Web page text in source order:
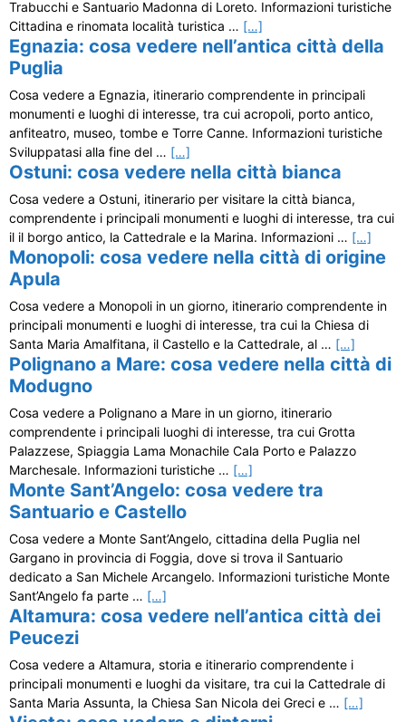
Trabucchi e Santuario Madonna di Loreto. Informazioni turistiche
Cittadina e rinomata località turistica … […]
Egnazia: cosa vedere nell’antica città della
Puglia
Cosa vedere a Egnazia, itinerario comprendente in principali
monumenti e luoghi di interesse, tra cui acropoli, porto antico,
anfiteatro, museo, tombe e Torre Canne. Informazioni turistiche
Sviluppatasi alla fine del … […]
Ostuni: cosa vedere nella città bianca
Cosa vedere a Ostuni, itinerario per visitare la città bianca,
comprendente i principali monumenti e luoghi di interesse, tra cui
il il borgo antico, la Cattedrale e la Marina. Informazioni … […]
Monopoli: cosa vedere nella città di origine
Apula
Cosa vedere a Monopoli in un giorno, itinerario comprendente in
principali monumenti e luoghi di interesse, tra cui la Chiesa di
Santa Maria Amalfitana, il Castello e la Cattedrale, al … […]
Polignano a Mare: cosa vedere nella città di
Modugno
Cosa vedere a Polignano a Mare in un giorno, itinerario
comprendente i principali luoghi di interesse, tra cui Grotta
Palazzese, Spiaggia Lama Monachile Cala Porto e Palazzo
Marchesale. Informazioni turistiche … […]
Monte Sant’Angelo: cosa vedere tra
Santuario e Castello
Cosa vedere a Monte Sant’Angelo, cittadina della Puglia nel
Gargano in provincia di Foggia, dove si trova il Santuario
dedicato a San Michele Arcangelo. Informazioni turistiche Monte
Sant’Angelo fa parte … […]
Altamura: cosa vedere nell’antica città dei
Peucezi
Cosa vedere a Altamura, storia e itinerario comprendente i
principali monumenti e luoghi da visitare, tra cui la Cattedrale di
Santa Maria Assunta, la Chiesa San Nicola dei Greci e … […]